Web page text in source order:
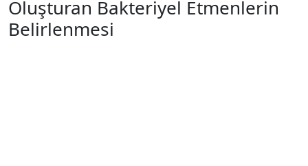
Oluşturan Bakteriyel Etmenlerin
Belirlenmesi